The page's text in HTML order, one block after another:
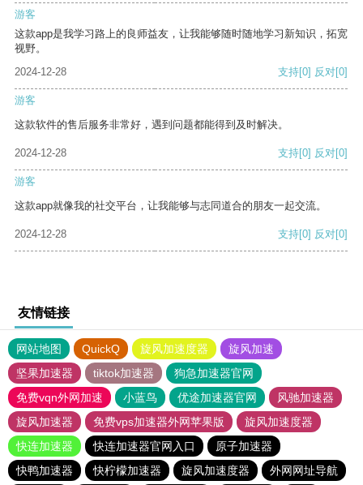
游客
这款app是我学习路上的良师益友，让我能够随时随地学习新知识，拓宽
视野。
2024-12-28
支持[0] 反对[0]
游客
这款软件的售后服务非常好，遇到问题都能得到及时解决。
2024-12-28 支持[0] 反对[0]
游客
这款app就像我的社交平台，让我能够与志同道合的朋友一起交流。
2024-12-28 支持[0] 反对[0]
友情链接
网站地图 QuickQ 旋风加速度器
旋风加速
坚果加速器
tiktok加速器
狗急加速器官网
免费vqn外网加速
小蓝鸟 优途加速器官网
风驰加速器
旋风加速器
免费vps加速器外网苹果版
旋风加速度器
快连加速器
快连加速器官网入口
原子加速器
快鸭加速器
快柠檬加速器 旋风加速度器
外网网址导航